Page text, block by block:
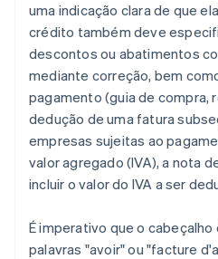
uma indicação clara de que
crédito também deve
descontos ou abatimentos
mediante correção, bem
pagamento (guia de compra,
dedução de uma fatura
empresas sujeitas ao
valor agregado (IVA), a nota
incluir o valor do IVA a ser
É imperativo que o
palavras "avoir" ou "facture